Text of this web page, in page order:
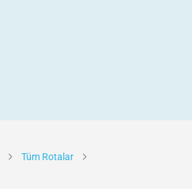
Tüm Rotalar